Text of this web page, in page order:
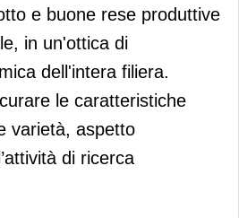
e buone rese produttive
in un'ottica di
dell'intera filiera.
le caratteristiche
varietà, aspetto
di ricerca